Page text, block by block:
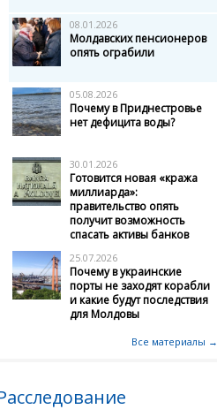
08.01.2026
Молдавских пенсионеров
опять ограбили
05.08.2026
Почему в Приднестровье
нет дефицита воды?
30.01.2026
Готовится новая «кража
миллиарда»:
правительство опять
получит возможность
спасать активы банков
25.07.2026
Почему в украинские
порты не заходят корабли
и какие будут последствия
для Молдовы
Все материалы →